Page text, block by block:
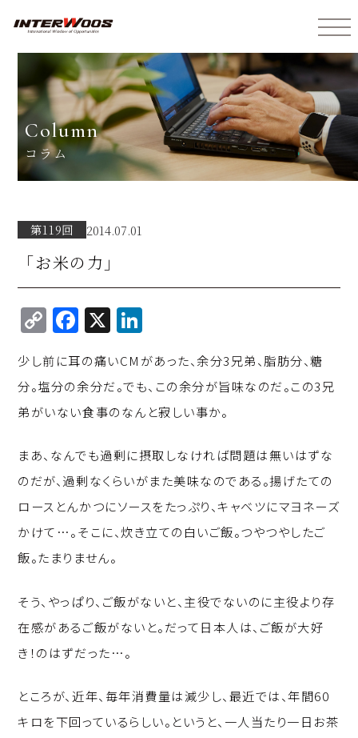
column
コラム
第119回 2014.07.01
「お米の力」
C
o
p
y
Li
n
k
F
a
c
e
b
o
o
k
X
n
k
e
d
I
n
少し前に耳の痛いCMがあった、余分3兄弟、脂肪分、糖
分。塩分の余分だ。でも、この余分が旨味なのだ。この3兄
弟がいない食事のなんと寂しい事か。
まあ、なんでも過剰に摂取しなければ問題は無いはずな
のだが、過剰なくらいがまた美味なのである。揚げたての
ロースとんかつにソースをたっぷり、キャベツにマヨネーズ
かけて…。そこに、炊き立ての白いご飯。つやつやしたご
飯。たまりません。
そう、やっぱり、ご飯がないと、主役でないのに主役より存
在感があるご飯がないと。だって日本人は、ご飯が大好
き！のはずだった…。
ところが、近年、毎年消費量は減少し、最近では、年間60
キロを下回っているらしい。というと、一人当たり一日お茶